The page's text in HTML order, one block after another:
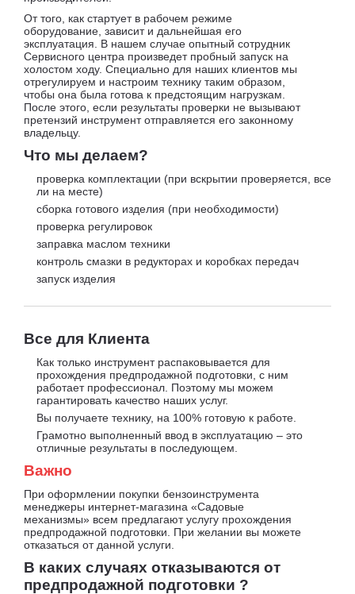
От того, как стартует в рабочем режиме
оборудование, зависит и дальнейшая его
эксплуатация. В нашем случае опытный сотрудник
Сервисного центра произведет пробный запуск на
холостом ходу. Специально для наших клиентов мы
отрегулируем и настроим технику таким образом,
чтобы она была готова к предстоящим нагрузкам.
После этого, если результаты проверки не вызывают
претензий инструмент отправляется его законному
владельцу.
Что мы делаем?
проверка комплектации (при вскрытии проверяется, все
ли на месте)
сборка готового изделия (при необходимости)
проверка регулировок
заправка маслом техники
контроль смазки в редукторах и коробках передач
запуск изделия
Все для Клиента
Как только инструмент распаковывается для
прохождения предпродажной подготовки, с ним
работает профессионал. Поэтому мы можем
гарантировать качество наших услуг.
Вы получаете технику, на 100% готовую к работе.
Грамотно выполненный ввод в эксплуатацию – это
отличные результаты в последующем.
Важно
При оформлении покупки бензоинструмента
менеджеры интернет-магазина «Садовые
механизмы» всем предлагают услугу прохождения
предпродажной подготовки. При желании вы можете
отказаться от данной услуги.
В каких случаях отказываются от
предпродажной подготовки ?